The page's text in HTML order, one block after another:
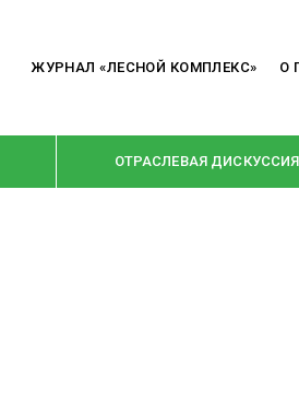
ЖУРНАЛ «ЛЕСНОЙ КОМПЛЕКС» О
ОТРАСЛЕВАЯ ДИСКУССИЯ